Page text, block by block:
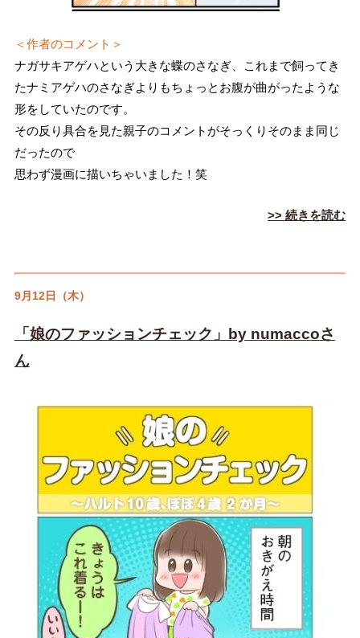
＜作者のコメント＞
ナガサキアゲハという大きな蝶のさなぎ、これまで飼ってき
たナミアゲハのさなぎよりもちょっとお腹が曲がったような
形をしていたのです。
その反り具合を見た親子のコメントがそっくりそのまま同じ
だったので
思わず漫画に描いちゃいました！笑
>> 続きを読む
9月12日（木）
「娘のファッションチェック」by numaccoさ
ん